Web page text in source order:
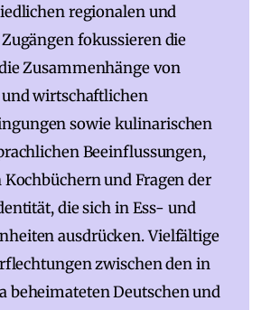
regionalen und
fokussieren die
Zusammenhänge von
wirtschaftlichen
sowie kulinarischen
Beeinflussungen,
Kochbüchern und Fragen der
die sich in Ess- und
ausdrücken. Vielfältige
zwischen den in
beheimateten Deutschen und